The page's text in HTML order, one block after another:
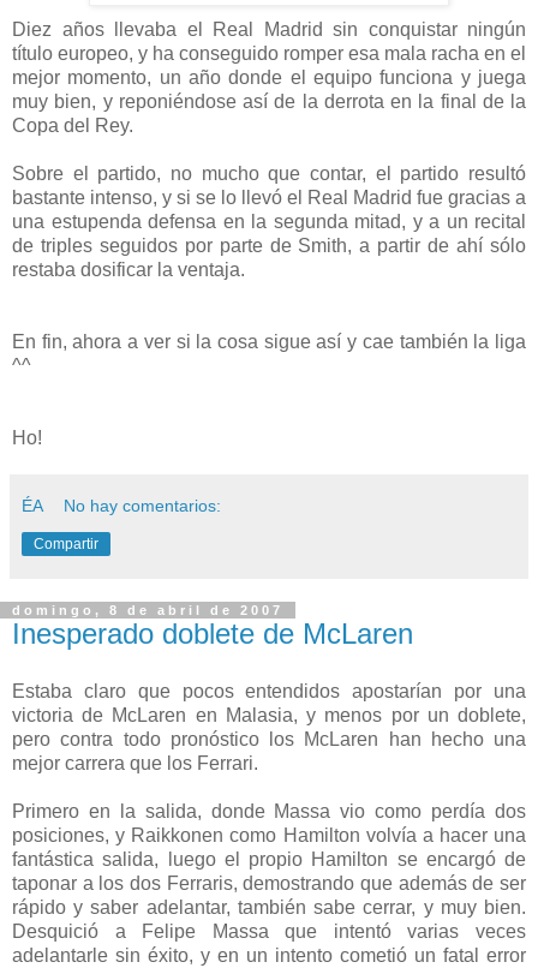
Diez años llevaba el Real Madrid sin conquistar ningún
título europeo, y ha conseguido romper esa mala racha en el
mejor momento, un año donde el equipo funciona y juega
muy bien, y reponiéndose así de la derrota en la final de la
Copa del Rey.
Sobre el partido, no mucho que contar, el partido resultó
bastante intenso, y si se lo llevó el Real Madrid fue gracias a
una estupenda defensa en la segunda mitad, y a un recital
de triples seguidos por parte de Smith, a partir de ahí sólo
restaba dosificar la ventaja.
En fin, ahora a ver si la cosa sigue así y cae también la liga
^^
Ho!
ÉA No hay comentarios:
Compartir
domingo, 8 de abril de 2007
Inesperado doblete de McLaren
Estaba claro que pocos entendidos apostarían por una
victoria de McLaren en Malasia, y menos por un doblete,
pero contra todo pronóstico los McLaren han hecho una
mejor carrera que los Ferrari.
Primero en la salida, donde Massa vio como perdía dos
posiciones, y Raikkonen como Hamilton volvía a hacer una
fantástica salida, luego el propio Hamilton se encargó de
taponar a los dos Ferraris, demostrando que además de ser
rápido y saber adelantar, también sabe cerrar, y muy bien.
Desquició a Felipe Massa que intentó varias veces
adelantarle sin éxito, y en un intento cometió un fatal error